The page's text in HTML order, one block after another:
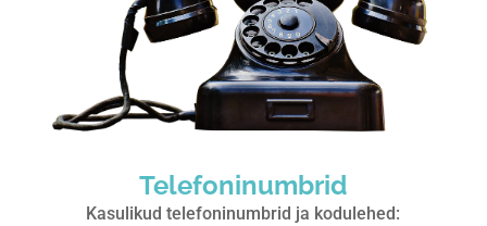
Telefoninumbrid
Kasulikud telefoninumbrid ja kodulehed: